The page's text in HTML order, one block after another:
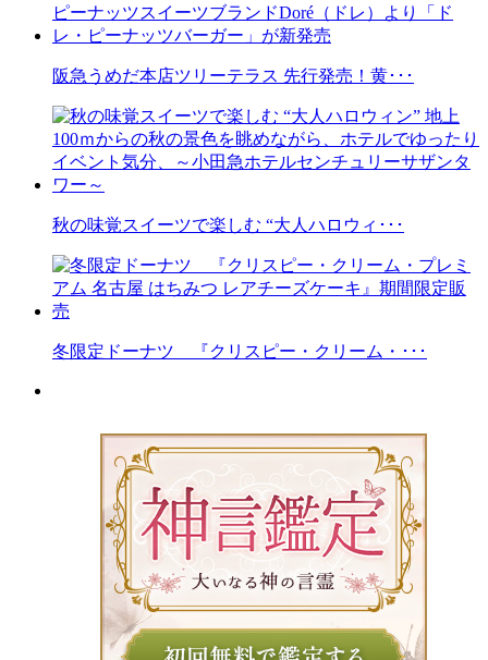
阪急うめだ本店ツリーテラス 先行発売！黄･･･
秋の味覚スイーツで楽しむ “大人ハロウィ･･･
冬限定ドーナツ 『クリスピー・クリーム・･･･